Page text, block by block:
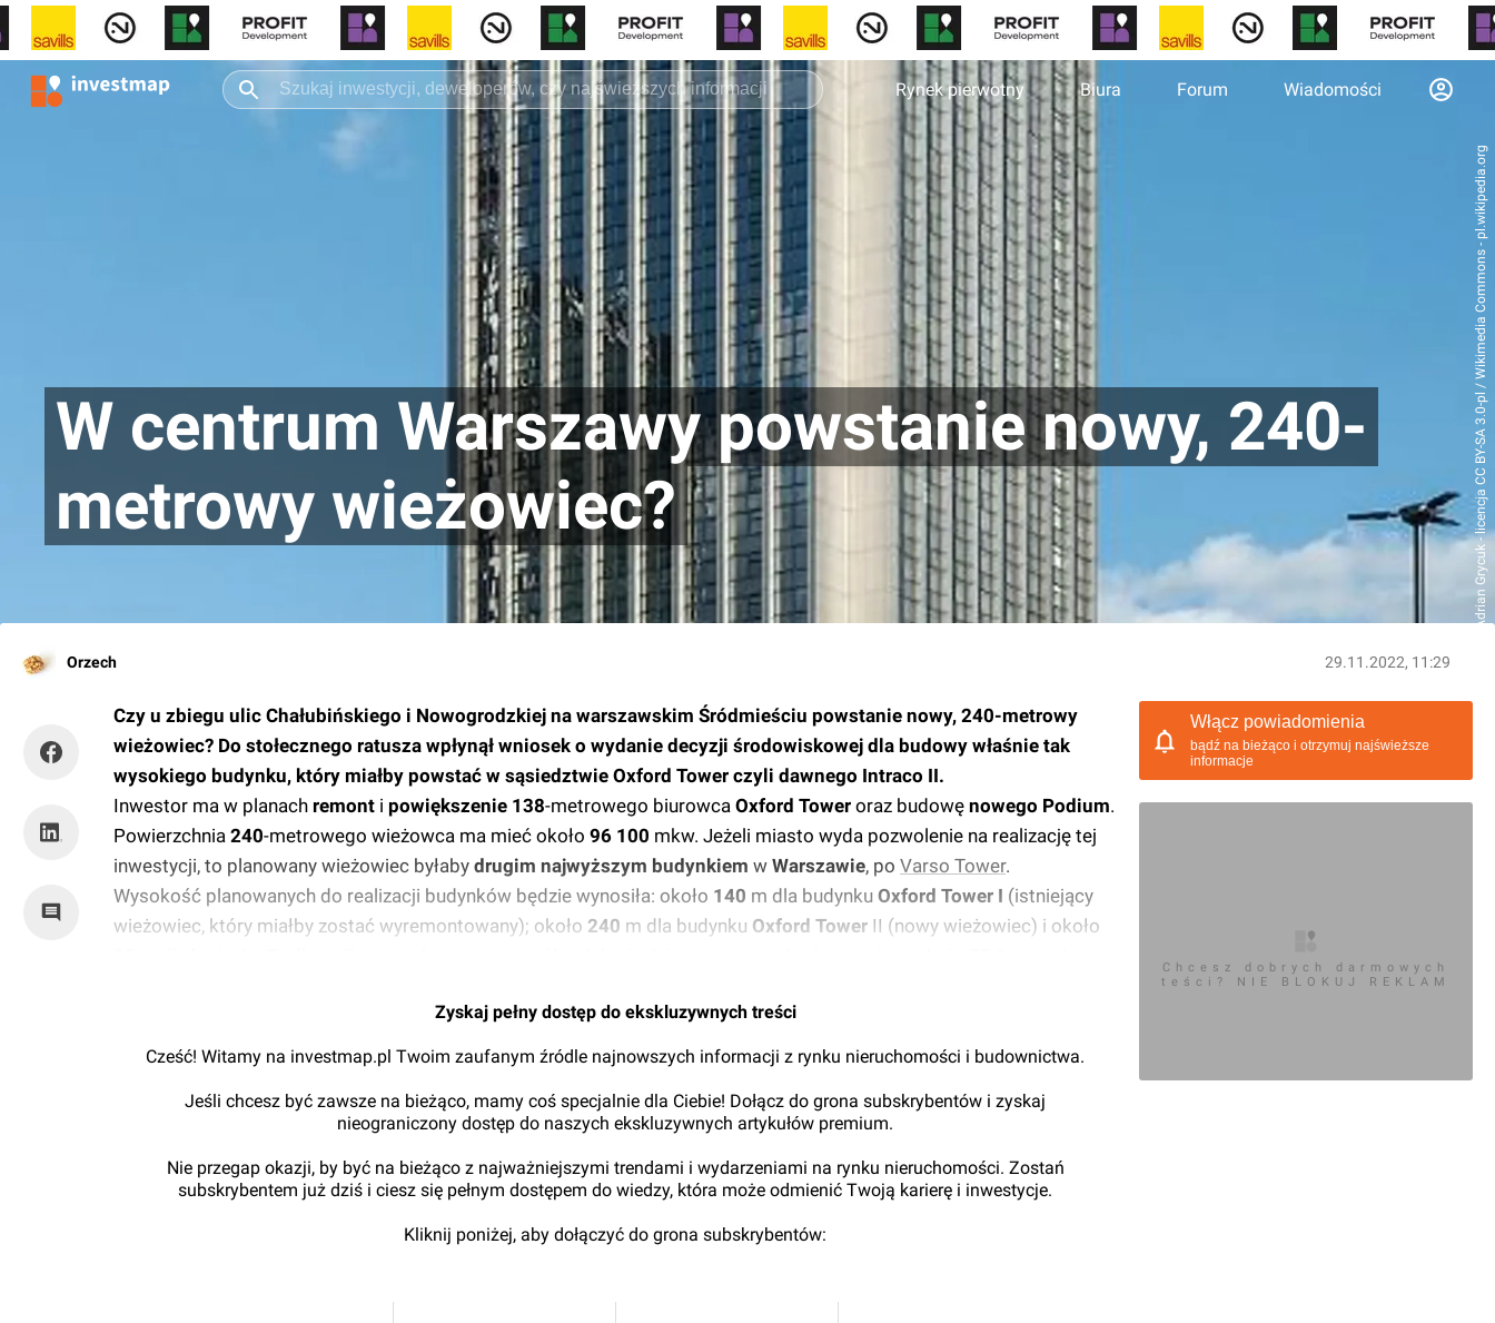
Rynek pierwotny Biura Forum Wiadomości
Foto: Adrian Grycuk - licencja CC BY-SA 3.0-pl / Wikimedia Commons - pl.wikipedia.org
W centrum Warszawy powstanie nowy, 240-
metrowy wieżowiec?
Orzech 29.11.2022, 11:29
Czy u zbiegu ulic Chałubińskiego i Nowogrodzkiej na warszawskim Śródmieściu powstanie nowy, 240-metrowy
wieżowiec? Do stołecznego ratusza wpłynął wniosek o wydanie decyzji środowiskowej dla budowy właśnie tak
wysokiego budynku, który miałby powstać w sąsiedztwie Oxford Tower czyli dawnego Intraco II.
Inwestor ma w planach remont i powiększenie 138-metrowego biurowca Oxford Tower oraz budowę nowego Podium.
Powierzchnia 240-metrowego wieżowca ma mieć około 96 100 mkw. Jeżeli miasto wyda pozwolenie na realizację tej
inwestycji, to planowany wieżowiec byłaby drugim najwyższym budynkiem w Warszawie, po Varso Tower.
Wysokość planowanych do realizacji budynków będzie wynosiła: około 140 m dla budynku Oxford Tower I (istniejący
wieżowiec, który miałby zostać wyremontowany); około 240 m dla budynku Oxford Tower II (nowy wieżowiec) i około
Zyskaj pełny dostęp do ekskluzywnych treści
Cześć! Witamy na investmap.pl Twoim zaufanym źródle najnowszych informacji z rynku nieruchomości i budownictwa.
Jeśli chcesz być zawsze na bieżąco, mamy coś specjalnie dla Ciebie! Dołącz do grona subskrybentów i zyskaj
nieograniczony dostęp do naszych ekskluzywnych artykułów premium.
Nie przegap okazji, by być na bieżąco z najważniejszymi trendami i wydarzeniami na rynku nieruchomości. Zostań
subskrybentem już dziś i ciesz się pełnym dostępem do wiedzy, która może odmienić Twoją karierę i inwestycje.
Kliknij poniżej, aby dołączyć do grona subskrybentów:
Włącz powiadomienia
bądź na bieżąco i otrzymuj najświeższe
informacje
Chcesz dobrych darmowych
teści? NIE BLOKUJ REKLAM